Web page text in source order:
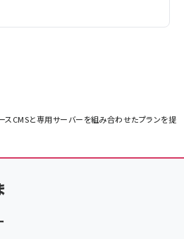
スCMSと専用サーバーを組み合わせたプランを提